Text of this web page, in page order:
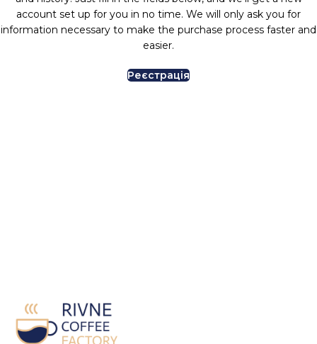
account set up for you in no time. We will only ask you for
information necessary to make the purchase process faster and
easier.
Реєстрація